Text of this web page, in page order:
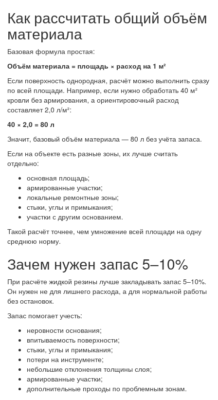
Как рассчитать общий объём
материала
Базовая формула простая:
Объём материала = площадь × расход на 1 м²
Если поверхность однородная, расчёт можно выполнить сразу
по всей площади. Например, если нужно обработать 40 м²
кровли без армирования, а ориентировочный расход
составляет 2,0 л/м²:
40 × 2,0 = 80 л
Значит, базовый объём материала — 80 л без учёта запаса.
Если на объекте есть разные зоны, их лучше считать
отдельно:
основная площадь;
армированные участки;
локальные ремонтные зоны;
стыки, углы и примыкания;
участки с другим основанием.
Такой расчёт точнее, чем умножение всей площади на одну
среднюю норму.
Зачем нужен запас 5–10%
При расчёте жидкой резины лучше закладывать запас 5–10%.
Он нужен не для лишнего расхода, а для нормальной работы
без остановок.
Запас помогает учесть:
неровности основания;
впитываемость поверхности;
стыки, углы и примыкания;
потери на инструменте;
небольшие отклонения толщины слоя;
армированные участки;
дополнительные проходы по проблемным зонам.